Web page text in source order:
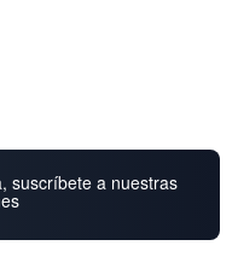
suscríbete a nuestras